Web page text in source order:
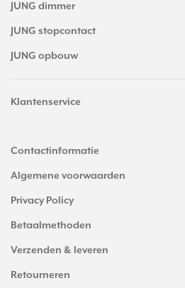
JUNG dimmer
JUNG stopcontact
JUNG opbouw
Klantenservice
Contactinformatie
Algemene voorwaarden
Privacy Policy
Betaalmethoden
Verzenden & leveren
Retourneren